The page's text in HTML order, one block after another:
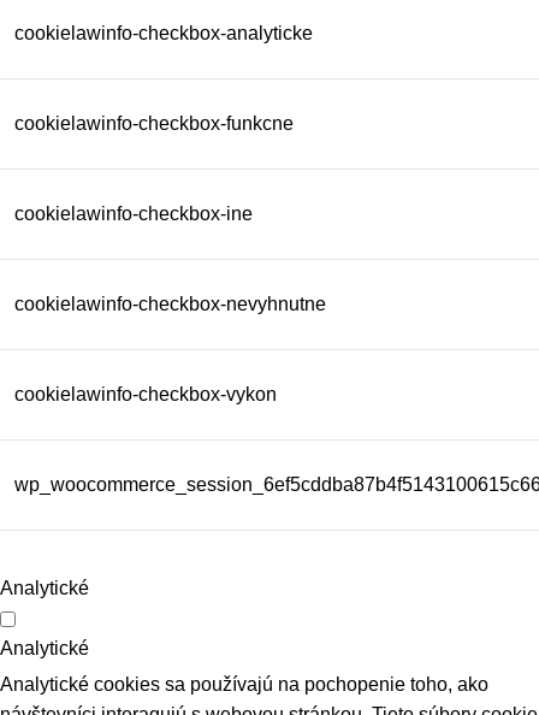
cookielawinfo-checkbox-analyticke
cookielawinfo-checkbox-funkcne
cookielawinfo-checkbox-ine
cookielawinfo-checkbox-nevyhnutne
cookielawinfo-checkbox-vykon
Analytické
Analytické
Analytické cookies sa používajú na pochopenie toho, ako